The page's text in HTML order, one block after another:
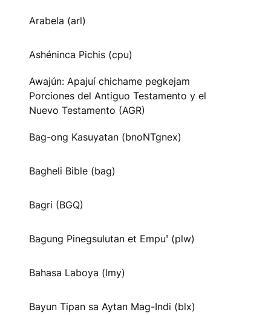
Arabela (arl)
Ashéninca Pichis (cpu)
Awajún: Apajuí chichame pegkejam
Porciones del Antiguo Testamento y el
Nuevo Testamento (AGR)
Bag-ong Kasuyatan (bnoNTgnex)
Bagheli Bible (bag)
Bagri (BGQ)
Bagung Pinegsulutan et Empuꞌ (plw)
Bahasa Laboya (lmy)
Bayun Tipan sa Aytan Mag-Indi (blx)